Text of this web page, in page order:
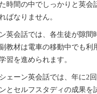
時間の中でしっかりと英
ばなりません。
英会話では、各生徒が隙間
教材は電車の移動中でも
習を進められます。
ェーン英会話では、年に2
とセルフスタディの成果